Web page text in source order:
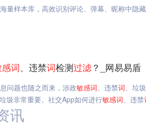
量样本库，高效识别评论、弹幕、昵称中隐
词、违禁词检测过滤 ？_网易易盾
问题也随之而来，涉政敏感词、违禁词、垃
圾非常重要。社交App如何进行敏感词、违禁
讯